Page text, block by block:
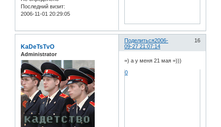
Последний визит:
2006-11-01 20:29:05
Поделиться 16
2006-
09-27 21:07:14
KaDeTsTvO
Administrator
=) а у меня 21 мая =)))
0